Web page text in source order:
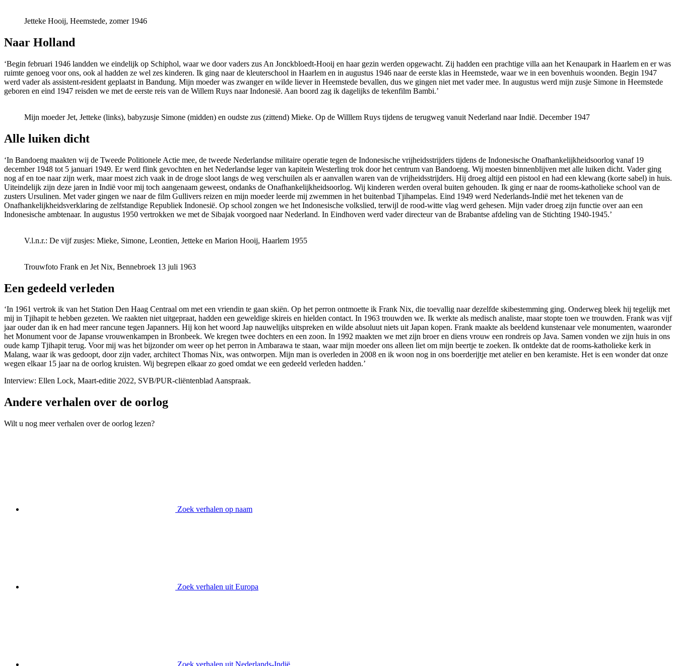
Jetteke Hooij, Heemstede, zomer 1946
Naar Holland
‘Begin februari 1946 landden we eindelijk op Schiphol, waar we door vaders zus An Jonckbloedt-Hooij en haar gezin werden opgewacht. Zij hadden een prachtige villa aan het Kenaupark in Haarlem en er was
ruimte genoeg voor ons, ook al hadden ze wel zes kinderen. Ik ging naar de kleuterschool in Haarlem en in augustus 1946 naar de eerste klas in Heemstede, waar we in een bovenhuis woonden. Begin 1947
werd vader als assistent-resident geplaatst in Bandung. Mijn moeder was zwanger en wilde liever in Heemstede bevallen, dus we gingen niet met vader mee. In augustus werd mijn zusje Simone in Heemstede
geboren en eind 1947 reisden we met de eerste reis van de Willem Ruys naar Indonesië. Aan boord zag ik dagelijks de tekenfilm Bambi.’
Mijn moeder Jet, Jetteke (links), babyzusje Simone (midden) en oudste zus (zittend) Mieke. Op de Willlem Ruys tijdens de terugweg vanuit Nederland naar Indië. December 1947
Alle luiken dicht
‘In Bandoeng maakten wij de Tweede Politionele Actie mee, de tweede Nederlandse militaire operatie tegen de Indonesische vrijheidsstrijders tijdens de Indonesische Onafhankelijkheidsoorlog vanaf 19
december 1948 tot 5 januari 1949. Er werd flink gevochten en het Nederlandse leger van kapitein Westerling trok door het centrum van Bandoeng. Wij moesten binnenblijven met alle luiken dicht. Vader ging
nog af en toe naar zijn werk, maar moest zich vaak in de droge sloot langs de weg verschuilen als er aanvallen waren van de vrijheidsstrijders. Hij droeg altijd een pistool en had een klewang (korte sabel) in huis.
Uiteindelijk zijn deze jaren in Indië voor mij toch aangenaam geweest, ondanks de Onafhankelijkheidsoorlog. Wij kinderen werden overal buiten gehouden. Ik ging er naar de rooms-katholieke school van de
zusters Ursulinen. Met vader gingen we naar de film Gullivers reizen en mijn moeder leerde mij zwemmen in het buitenbad Tjihampelas. Eind 1949 werd Nederlands-Indië met het tekenen van de
Onafhankelijkheidsverklaring de zelfstandige Republiek Indonesië. Op school zongen we het Indonesische volkslied, terwijl de rood-witte vlag werd gehesen. Mijn vader droeg zijn functie over aan een
Indonesische ambtenaar. In augustus 1950 vertrokken we met de Sibajak voorgoed naar Nederland. In Eindhoven werd vader directeur van de Brabantse afdeling van de Stichting 1940-1945.’
V.l.n.r.: De vijf zusjes: Mieke, Simone, Leontien, Jetteke en Marion Hooij, Haarlem 1955
Trouwfoto Frank en Jet Nix, Bennebroek 13 juli 1963
Een gedeeld verleden
‘In 1961 vertrok ik van het Station Den Haag Centraal om met een vriendin te gaan skiën. Op het perron ontmoette ik Frank Nix, die toevallig naar dezelfde skibestemming ging. Onderweg bleek hij tegelijk met
mij in Tjihapit te hebben gezeten. We raakten niet uitgepraat, hadden een geweldige skireis en hielden contact. In 1963 trouwden we. Ik werkte als medisch analiste, maar stopte toen we trouwden. Frank was vijf
jaar ouder dan ik en had meer rancune tegen Japanners. Hij kon het woord Jap nauwelijks uitspreken en wilde absoluut niets uit Japan kopen. Frank maakte als beeldend kunstenaar vele monumenten, waaronder
het Monument voor de Japanse vrouwenkampen in Bronbeek. We kregen twee dochters en een zoon. In 1992 maakten we met zijn broer en diens vrouw een rondreis op Java. Samen vonden we zijn huis in ons
oude kamp Tjihapit terug. Voor mij was het bijzonder om weer op het perron in Ambarawa te staan, waar mijn moeder ons alleen liet om mijn beertje te zoeken. Ik ontdekte dat de rooms-katholieke kerk in
Malang, waar ik was gedoopt, door zijn vader, architect Thomas Nix, was ontworpen. Mijn man is overleden in 2008 en ik woon nog in ons boerderijtje met atelier en ben keramiste. Het is een wonder dat onze
wegen elkaar 15 jaar na de oorlog kruisten. Wij begrepen elkaar zo goed omdat we een gedeeld verleden hadden.’
Interview: Ellen Lock, Maart-editie 2022, SVB/PUR-cliëntenblad Aanspraak.
Andere verhalen over de oorlog
Wilt u nog meer verhalen over de oorlog lezen?
Zoek verhalen op naam
Zoek verhalen uit Europa